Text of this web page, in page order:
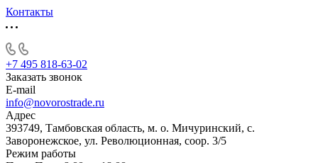
Контакты
+7 495 818-63-02
Заказать звонок
E-mail
info@novorostrade.ru
Адрес
393749, Тамбовская область, м. о. Мичуринский, с.
Заворонежское, ул. Революционная, соор. 3/5
Режим работы